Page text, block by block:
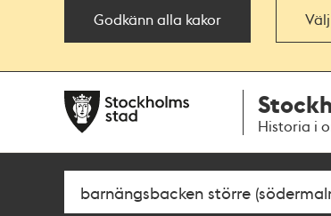
Godkänn alla kakor
navigationen
huvudinnehållet
Historia i
Sök